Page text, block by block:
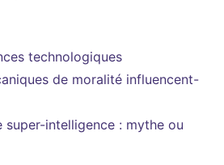
technologiques
de moralité influencent-
super-intelligence : mythe ou